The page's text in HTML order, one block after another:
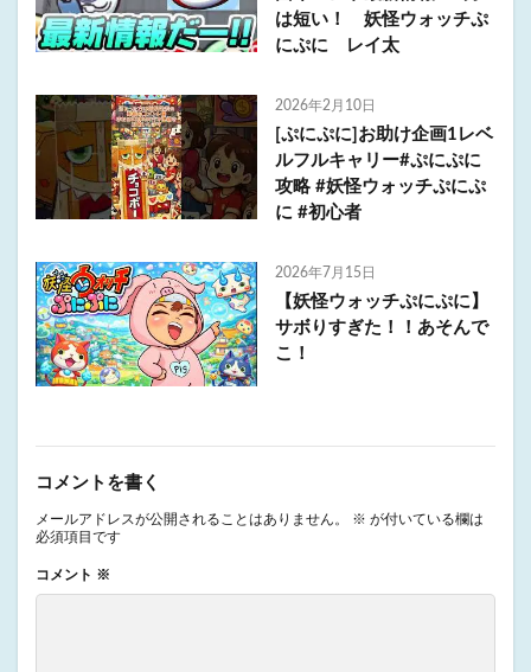
は短い！ 妖怪ウォッチぷ
にぷに レイ太
2026年2月10日
[ぷにぷに]お助け企画1レベ
ルフルキャリー#ぷにぷに
攻略 #妖怪ウォッチぷにぷ
に #初心者
2026年7月15日
【妖怪ウォッチぷにぷに】
サボりすぎた！！あそんで
こ！
コメントを書く
メールアドレスが公開されることはありません。 ※ が付いている欄は
必須項目です
コメント ※